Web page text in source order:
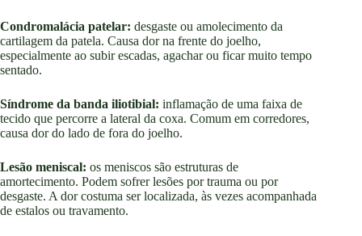
Condromalácia patelar: desgaste ou amolecimento da
cartilagem da patela. Causa dor na frente do joelho,
especialmente ao subir escadas, agachar ou ficar muito tempo
sentado.
Síndrome da banda iliotibial: inflamação de uma faixa de
tecido que percorre a lateral da coxa. Comum em corredores,
causa dor do lado de fora do joelho.
Lesão meniscal: os meniscos são estruturas de
amortecimento. Podem sofrer lesões por trauma ou por
desgaste. A dor costuma ser localizada, às vezes acompanhada
de estalos ou travamento.